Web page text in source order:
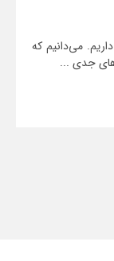
می‌دانیم که
جدی ...